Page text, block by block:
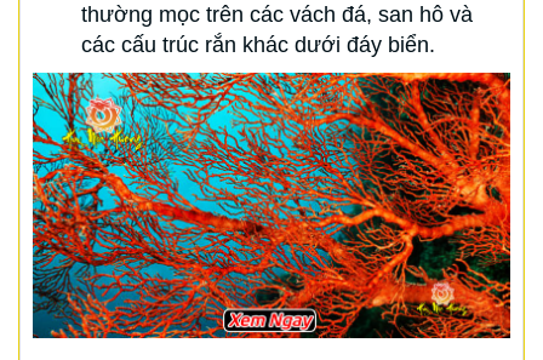
thường mọc trên các vách đá, san hô và
các cấu trúc rắn khác dưới đáy biển.